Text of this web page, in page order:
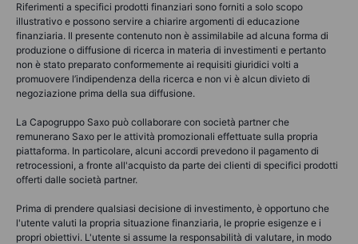
Riferimenti a specifici prodotti finanziari sono forniti a solo scopo
illustrativo e possono servire a chiarire argomenti di educazione
finanziaria. Il presente contenuto non è assimilabile ad alcuna forma di
produzione o diffusione di ricerca in materia di investimenti e pertanto
non è stato preparato conformemente ai requisiti giuridici volti a
promuovere l’indipendenza della ricerca e non vi è alcun divieto di
negoziazione prima della sua diffusione.
La Capogruppo Saxo può collaborare con società partner che
remunerano Saxo per le attività promozionali effettuate sulla propria
piattaforma. In particolare, alcuni accordi prevedono il pagamento di
retrocessioni, a fronte all'acquisto da parte dei clienti di specifici prodotti
offerti dalle società partner.
Prima di prendere qualsiasi decisione di investimento, è opportuno che
l'utente valuti la propria situazione finanziaria, le proprie esigenze e i
propri obiettivi. L'utente si assume la responsabilità di valutare, in modo